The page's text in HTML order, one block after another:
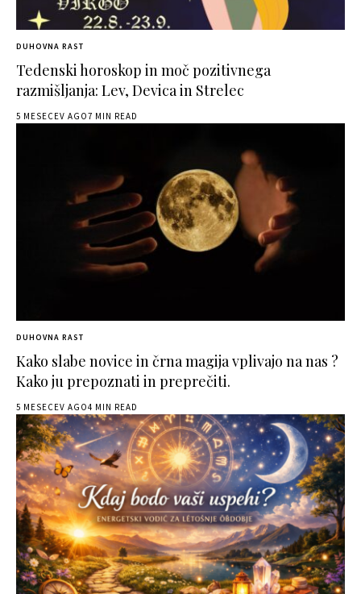
DUHOVNA RAST
Tedenski horoskop in moč pozitivnega
razmišljanja: Lev, Devica in Strelec
5 MESECEV AGO7 MIN READ
DUHOVNA RAST
Kako slabe novice in črna magija vplivajo na nas ?
Kako ju prepoznati in preprečiti.
5 MESECEV AGO4 MIN READ